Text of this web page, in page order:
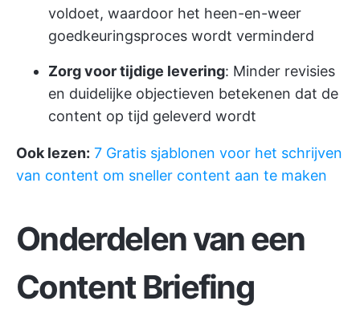
voldoet, waardoor het heen-en-weer
goedkeuringsproces wordt verminderd
Zorg voor tijdige levering: Minder revisies
en duidelijke objectieven betekenen dat de
content op tijd geleverd wordt
Ook lezen: 7 Gratis sjablonen voor het schrijven
van content om sneller content aan te maken
Onderdelen van een
Content Briefing